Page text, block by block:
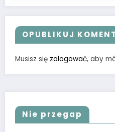
OPUBLIKUJ
Musisz się zalogować, aby
Nie przegap